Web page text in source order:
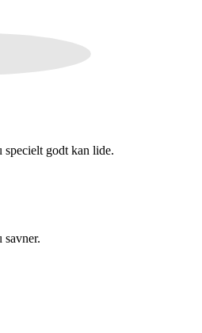
specielt godt kan lide.
savner.